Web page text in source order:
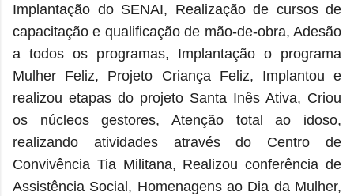
Implantação do SENAI, Realização de cursos de
capacitação e qualificação de mão-de-obra, Adesão
a todos os programas, Implantação o programa
Mulher Feliz, Projeto Criança Feliz, Implantou e
realizou etapas do projeto Santa Inês Ativa, Criou
os núcleos gestores, Atenção total ao idoso,
realizando atividades através do Centro de
Convivência Tia Militana, Realizou conferência de
Assistência Social, Homenagens ao Dia da Mulher,